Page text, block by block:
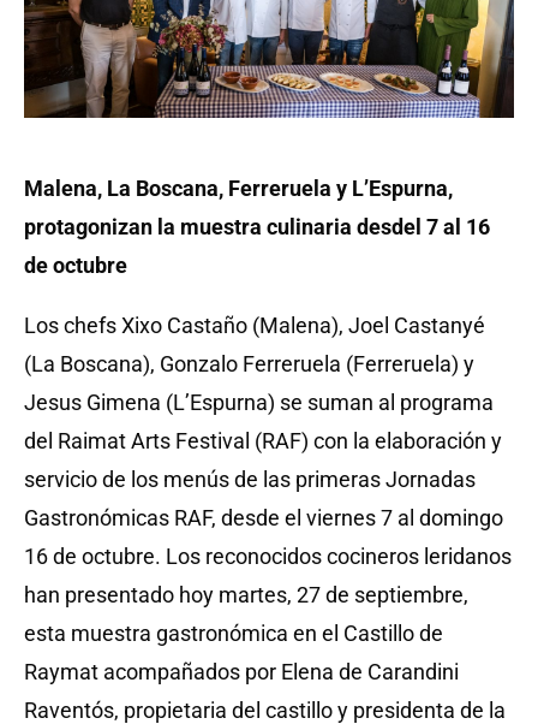
Malena, La Boscana, Ferreruela y L’Espurna,
protagonizan la muestra culinaria desdel 7 al 16
de octubre
Los chefs Xixo Castaño (Malena), Joel Castanyé
(La Boscana), Gonzalo Ferreruela (Ferreruela) y
Jesus Gimena (L’Espurna) se suman al programa
del Raimat Arts Festival (RAF) con la elaboración y
servicio de los menús de las primeras Jornadas
Gastronómicas RAF, desde el viernes 7 al domingo
16 de octubre. Los reconocidos cocineros leridanos
han presentado hoy martes, 27 de septiembre,
esta muestra gastronómica en el Castillo de
Raymat acompañados por Elena de Carandini
Raventós, propietaria del castillo y presidenta de la